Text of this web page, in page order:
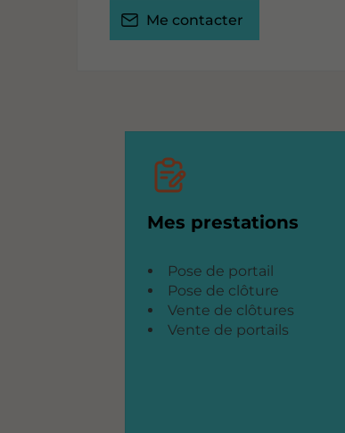
Me contacter
Mes prestations
Pose de portail
Pose de clôture
Vente de clôtures
Vente de portails